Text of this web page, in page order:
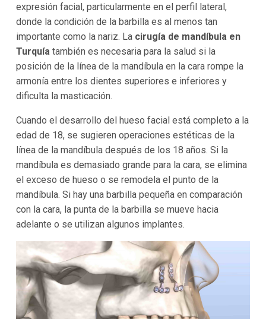
expresión facial, particularmente en el perfil lateral,
donde la condición de la barbilla es al menos tan
importante como la nariz. La cirugía de mandíbula en
Turquíatambién es necesaria para la salud si la
posición de la línea de la mandíbula en la cara rompe la
armonía entre los dientes superiores e inferiores y
dificulta la masticación.
Cuando el desarrollo del hueso facial está completo a la
edad de 18, se sugieren operaciones estéticas de la
línea de la mandíbula después de los 18 años. Si la
mandíbula es demasiado grande para la cara, se elimina
el exceso de hueso o se remodela el punto de la
mandíbula. Si hay una barbilla pequeña en comparación
con la cara, la punta de la barbilla se mueve hacia
adelante o se utilizan algunos implantes.